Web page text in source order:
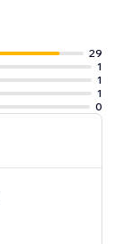
29
1
1
1
0